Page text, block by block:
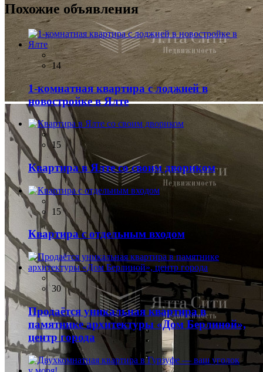
Похожие объявления
14
1-комнатная квартира с лоджией в
новостройке в Ялте
15
Квартира в Ялте со своим двориком
15
Квартира с отдельным входом
30
Продаётся уникальная квартира в
памятнике архитектуры «Дом Берлиной»,
центр города